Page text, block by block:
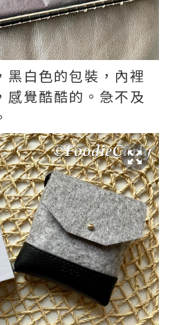
黑白色的包裝，內裡
感覺酷酷的。急不及